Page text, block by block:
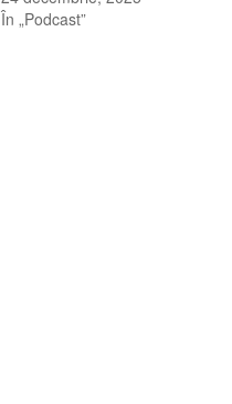
În „Podcast”